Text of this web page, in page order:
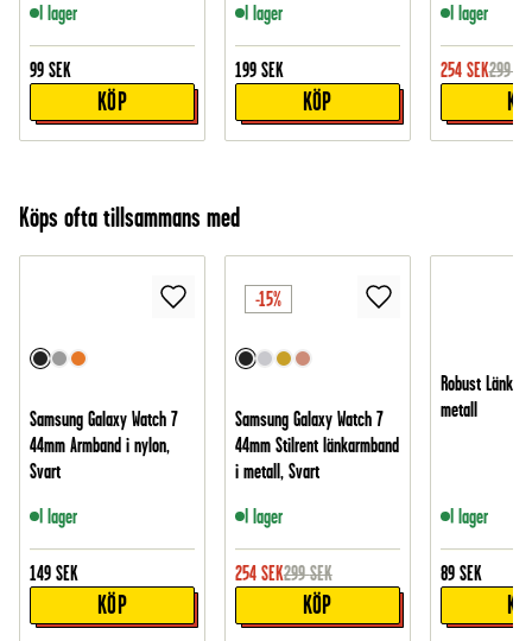
I lager
99 SEK
KÖP
I lager
199 SEK
KÖP
I lager
254 SEK299
Köps ofta tillsammans med
Samsung Galaxy Watch 7
44mm Armband i nylon,
Svart
I lager
149 SEK
KÖP
-15%
Samsung Galaxy Watch 7
44mm Stilrent länkarmband
i metall, Svart
I lager
254 SEK299 SEK
KÖP
Robust
metall
I lager
89 SEK